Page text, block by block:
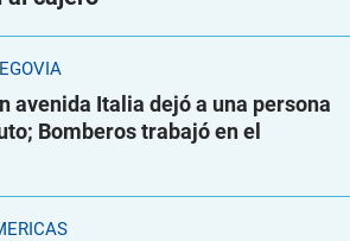
avenida Italia dejó a una persona
Bomberos trabajó en el